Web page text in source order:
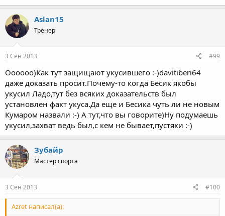
Aslan15
Тренер
3 Сен 2013 #99
Оооооо)Как тут защищают укусившего :-)davitiberi64
даже доказать просит.Почему-то когда Бесик якобы
укусил Ладо,тут без всяких доказательств был
установлен факт укуса.Да еще и Бесика чуть ли не новым
Кумаром назвали :-) А тут,что вы говорите)Ну подумаешь
укусил,захват ведь был,с кем не бывает,пустяки :-)
Зубайр
Мастер спорта
3 Сен 2013 #100
Azret написал(а):